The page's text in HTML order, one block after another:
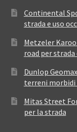
Continental
strada e uso
Metzeler
road per
Dunlop
terreni morbidi
Mitas Street
per la strada